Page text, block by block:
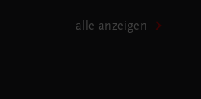
alle anzeigen